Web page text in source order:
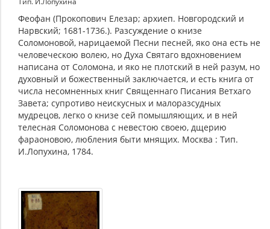
Феофан (Прокопович Елезар; архиеп. Новгородский и
Нарвский; 1681-1736.). Разсуждение о книзе
Соломоновой, нарицаемой Песни песней, яко она есть не
человеческою волею, но Духа Святаго вдохновением
написана от Соломона, и яко не плотский в ней разум, но
духовный и божественный заключается, и есть книга от
числа несомненных книг Священнаго Писания Ветхаго
Завета; супротиво неискусных и малоразсудных
мудрецов, легко о книзе сей помышляющих, и в ней
телесная Соломонова с невестою своею, дщерию
фараоновою, любления быти мнящих. Москва : Тип.
И.Лопухина, 1784.